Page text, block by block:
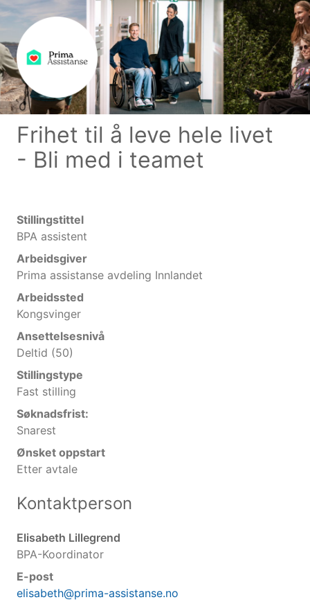
Frihet til å leve hele livet
- Bli med i teamet
Stillingstittel
BPA assistent
Arbeidsgiver
Prima assistanse avdeling Innlandet
Arbeidssted
Kongsvinger
Ansettelsesnivå
Deltid (50)
Stillingstype
Fast stilling
Søknadsfrist:
Snarest
Ønsket oppstart
Etter avtale
Kontaktperson
Elisabeth Lillegrend
BPA-Koordinator
E-post
elisabeth@prima-assistanse.no